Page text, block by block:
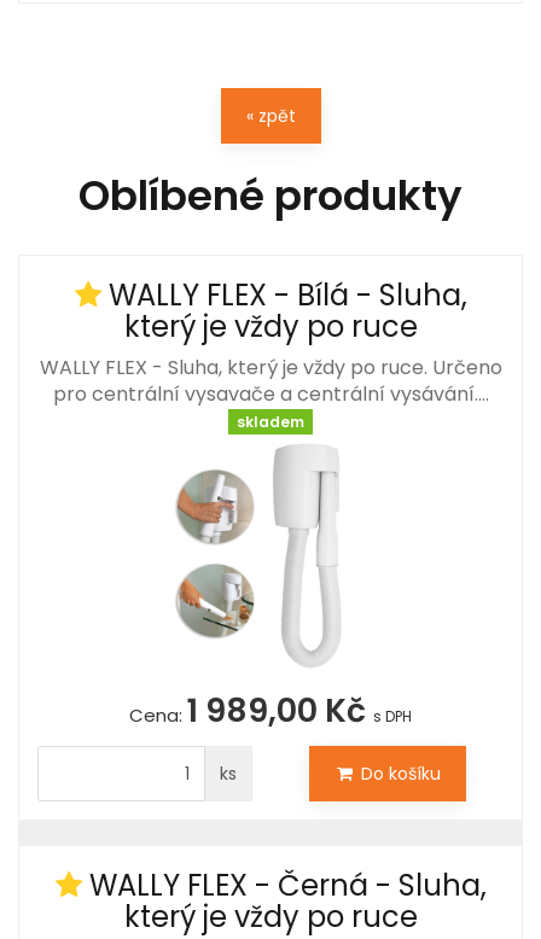
« zpět
Oblíbené produkty
WALLY FLEX - Bílá - Sluha,
který je vždy po ruce
WALLY FLEX - Sluha, který je vždy po ruce. Určeno
pro centrální vysavače a centrální vysávání.…
skladem
Cena: 1 989,00 Kč s DPH
ks Do košíku
WALLY FLEX - Černá - Sluha,
který je vždy po ruce